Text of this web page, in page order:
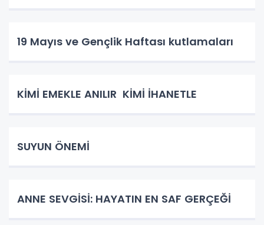
19 Mayıs ve Gençlik Haftası kutlamaları
KİMİ EMEKLE ANILIR KİMİ İHANETLE
SUYUN ÖNEMİ
ANNE SEVGİSİ: HAYATIN EN SAF GERÇEĞİ